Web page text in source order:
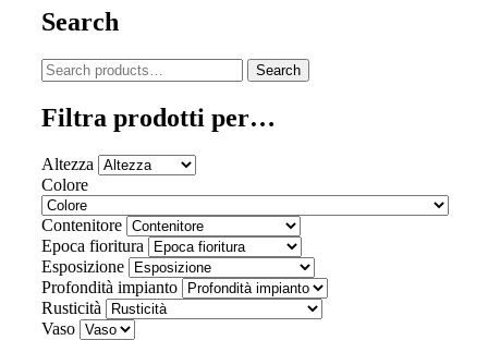
Search
Search
for:
Search
Filtra prodotti per…
Altezza
Colore
Contenitore
Epoca fioritura
Esposizione
Profondità impianto
Rusticità
Vaso